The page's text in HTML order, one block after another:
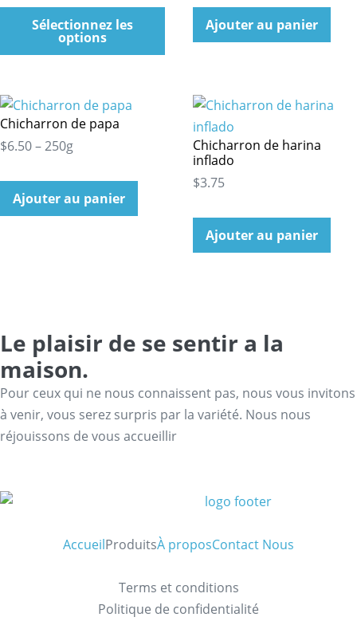
Sélectionnez les
options
Ajouter au panier
Chicharron de papa
$6.50 – 250g
Ajouter au panier
Chicharron de harina
inflado
$3.75
Ajouter au panier
Le plaisir de se sentir a la
maison.
Pour ceux qui ne nous connaissent pas, nous vous invitons
à venir, vous serez surpris par la variété. Nous nous
réjouissons de vous accueillir
AccueilProduitsÀ proposContact Nous
Terms et conditions
Politique de confidentialité